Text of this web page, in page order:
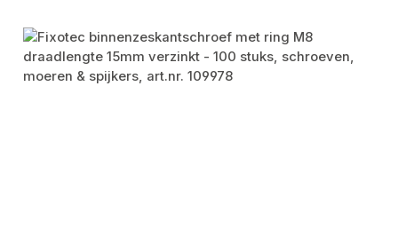
Afbeeldingengalerij overslaan